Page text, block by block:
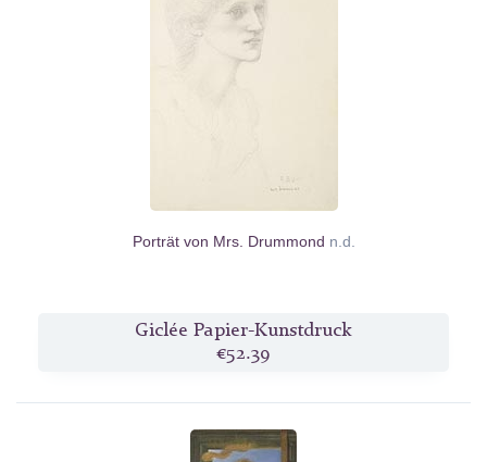
Porträt von Mrs. Drummond n.d.
Giclée Papier-Kunstdruck
€52.39